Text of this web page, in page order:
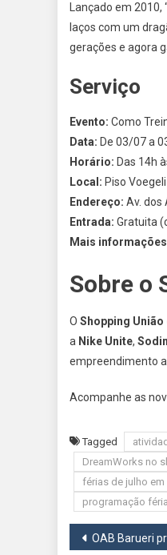
Lançado em
laços com um
gerações e agora
Serviço
Evento: Como
Data: De 03/07 a
Horário: Das 14h
Local: Piso
Endereço: Av. dos
Entrada: Gratuita
Mais
Sobre o
O Shopping União
a Nike Unite,
empreendimento
Acompanhe as
Tagged
DreamWorks no
férias de julho em
programação
OAB Barueri promove eventos em julho